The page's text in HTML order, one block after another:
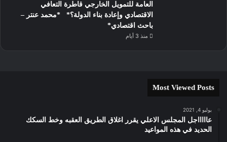
العامة للتمويل الخارجي قاطرة التعافي
الاقتصادي وإعادة بناء الدولة؟* *محمد عنتر –
باحث اقتصادي*
منذ 3 أيام
Most Viewed Posts
يوليو 4, 2021
عاااااجل المجلس الاعلي يقرر اغلاق الطريق العقبه وخط السكك
الحديد في هذه المواعيد